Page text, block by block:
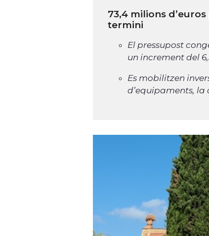
73,4 milions
termini
El pressupost
un increment del
Es mobilitzen
d’equipaments, la